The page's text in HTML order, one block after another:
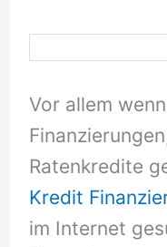
Vor allem
Ratenkredite
Kredit
im Internet